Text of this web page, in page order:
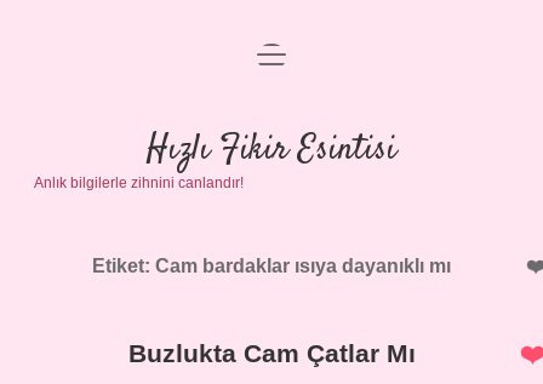
Anasayfa
Gizlilik Politikası
Yasal Uyarı
menüyü
Hızlı Fikir Esintisi
Anlık bilgilerle zihnini canlandır!
Etiket: Cam bardaklar ısıya dayanıklı mı
Buzlukta Cam Çatlar Mı